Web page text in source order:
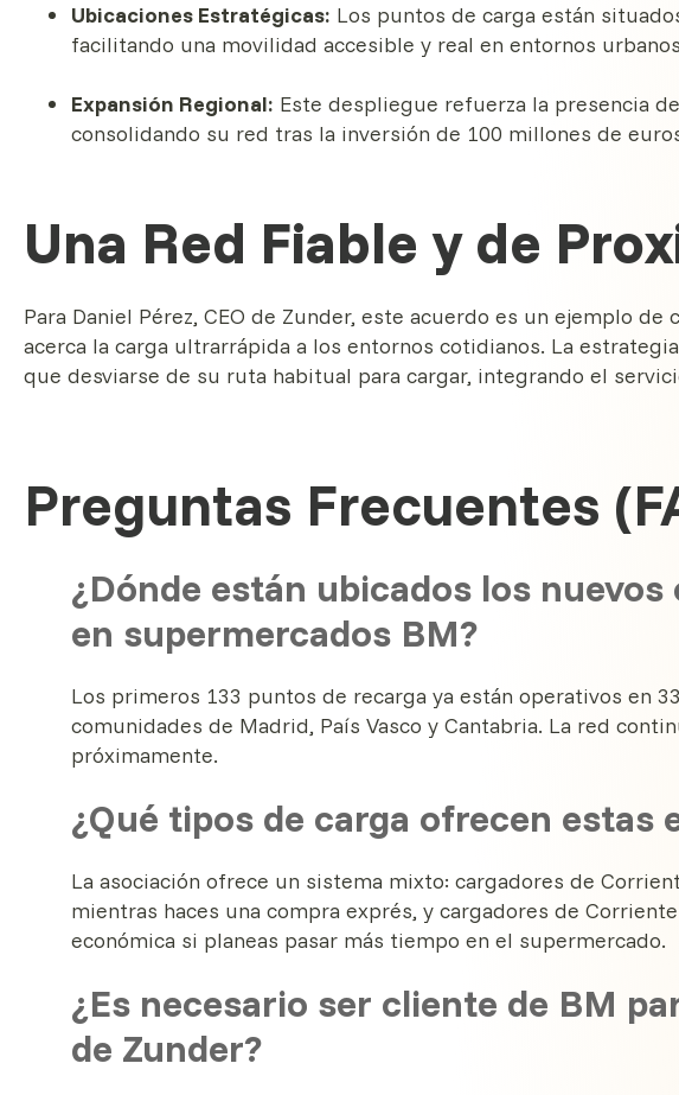
Ubicaciones Estratégicas: Los puntos de carga están
facilitando una movilidad accesible y real en entornos
Expansión Regional: Este despliegue refuerza la presencia
consolidando su red tras la inversión de 100 millones de
Una Red Fiable y de
Para Daniel Pérez, CEO de Zunder, este acuerdo es un ejemplo
acerca la carga ultrarrápida a los entornos cotidianos. La
que desviarse de su ruta habitual para cargar, integrando el
Preguntas Frecuentes
¿Dónde están ubicados los
en supermercados BM?
Los primeros 133 puntos de recarga ya están operativos en
comunidades de Madrid, País Vasco y Cantabria. La red
próximamente.
¿Qué tipos de carga ofrecen estas
La asociación ofrece un sistema mixto: cargadores de
mientras haces una compra exprés, y cargadores de
económica si planeas pasar más tiempo en el supermercado.
¿Es necesario ser cliente de BM
de Zunder?